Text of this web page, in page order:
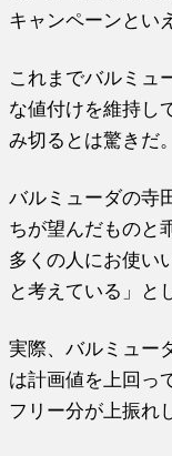
キャンペーンとい
これまでバルミュ
な値付けを維持し
み切るとは驚きだ。
バルミューダの寺
ちが望んだものと
多くの人にお使い
と考えている」と
実際、バルミュー
は計画値を上回っ
フリー分が上振れ